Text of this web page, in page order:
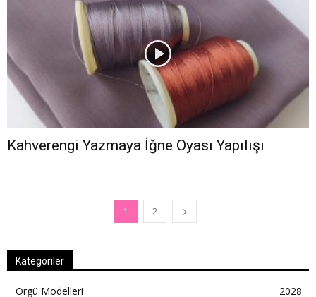
Kahverengi Yazmaya İğne Oyası Yapılışı
1 2
Kategoriler
Örgü Modelleri
2028